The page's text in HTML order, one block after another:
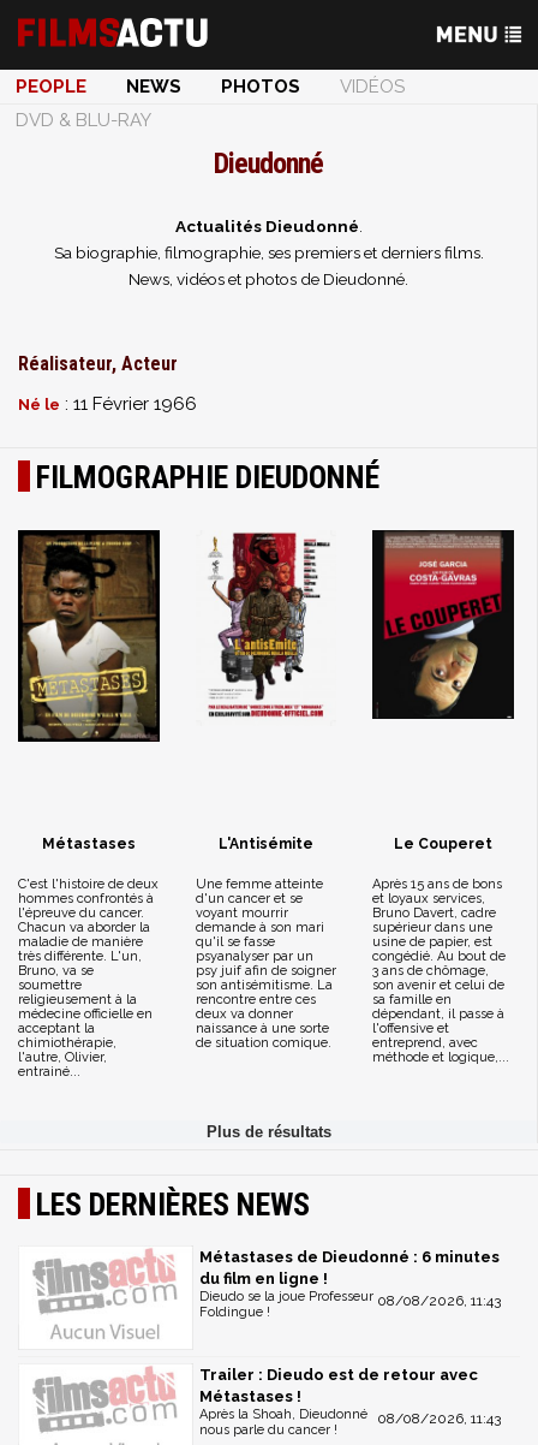
PEOPLE NEWS PHOTOS
VIDÉOS
DVD & BLU-RAY
Dieudonné
Actualités Dieudonné
Sa biographie, filmographie, ses premiers et derniers films.
News, vidéos et photos de Dieudonné.
Réalisateur, Acteur
Né le : 11 Février 1966
FILMOGRAPHIE DIEUDONNÉ
Métastases
C'est l'histoire de deux
hommes confrontés à
l'épreuve du cancer.
Chacun va aborder la
maladie de manière
très différente. L'un,
Bruno, va se
soumettre
religieusement à la
médecine officielle en
acceptant la
chimiothérapie,
l'autre, Olivier,
entrainé...
L'Antisémite
Une femme atteinte
d'un cancer et se
voyant mourrir
demande à son mari
qu'il se fasse
psyanalyser par un
psy juif afin de soigner
son antisémitisme. La
rencontre entre ces
deux va donner
naissance à une sorte
de situation comique.
Le Couperet
Après 15 ans de bons
et loyaux services,
Bruno Davert, cadre
supérieur dans une
usine de papier, est
congédié. Au bout de
3 ans de chômage,
son avenir et celui de
sa famille en
dépendant, il passe à
l'offensive et
entreprend, avec
méthode et logique,...
LES DERNIÈRES NEWS
Métastases de Dieudonné : 6 minutes
du film en ligne !
08/08/2026, 11:43
Dieudo se la joue Professeur
Foldingue !
Trailer : Dieudo est de retour avec
Métastases !
08/08/2026, 11:43
Après la Shoah, Dieudonné
nous parle du cancer !